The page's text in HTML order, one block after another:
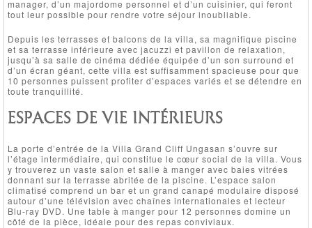
manager, d’un majordome personnel et d’un cuisinier, qui feront
tout leur possible pour rendre votre séjour inoubliable.
Depuis les terrasses et balcons de la villa, sa magnifique piscine
et sa terrasse inférieure avec jacuzzi et pavillon de relaxation,
jusqu’à sa salle de cinéma dédiée équipée d’un son surround et
d’un écran géant, cette villa est suffisamment spacieuse pour que
10 personnes puissent profiter d’espaces variés et se détendre en
toute tranquillité.
ESPACES DE VIE INTÉRIEURS
La porte d’entrée de la Villa Grand Cliff Ungasan s’ouvre sur
l’étage intermédiaire, qui constitue le cœur social de la villa. Vous
y trouverez un vaste salon et salle à manger avec baies vitrées
donnant sur la terrasse abritée de la piscine. L’espace salon
climatisé comprend un bar et un grand canapé modulaire disposé
autour d’une télévision avec chaînes internationales et lecteur
Blu-ray DVD. Une table à manger pour 12 personnes domine un
côté de la pièce, idéale pour des repas conviviaux.